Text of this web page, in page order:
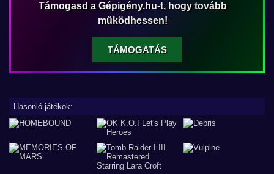
Támogasd a Gépigény.hu-t, hogy tovább
működhessen!
TÁMOGATÁS
Hasonló játékok: